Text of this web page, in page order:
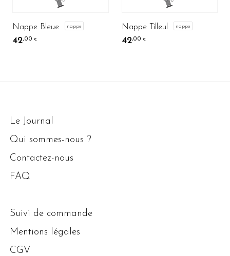
Nappe Bleue nappe
42,00 €
Nappe Tilleul nappe
42,00€
Le Journal
Qui sommes-nous ?
Contactez-nous
FAQ
Suivi de commande
Mentions légales
CGV